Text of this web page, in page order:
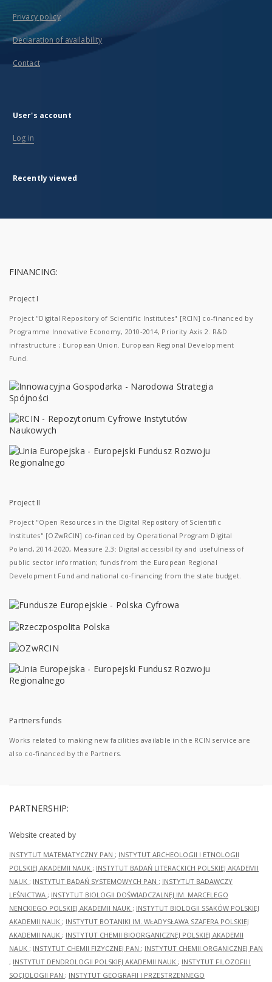
Privacy policy
Declaration of availability
Contact
User's account
Log in
Recently viewed
FINANCING:
Project I
Project "Digital Repository of Scientific Institutes" [RCIN] co-financed by
Programme Innovative Economy, 2010-2014, Priority Axis 2. R&D
infrastructure ; European Union. European Regional Development
Fund.
Project II
Project "Open Resources in the Digital Repository of Scientific
Institutes" [OZwRCIN] co-financed by Operational Program Digital
Poland, 2014-2020, Measure 2.3: Digital accessibility and usefulness of
public sector information; funds from the European Regional
Development Fund and national co-financing from the state budget.
Partners funds
Works related to making new facilities available in the RCIN service are
also co-financed by the Partners.
PARTNERSHIP:
Website created by
INSTYTUT MATEMATYCZNY PAN ; INSTYTUT ARCHEOLOGII I ETNOLOGII
POLSKIEJ AKADEMII NAUK ; INSTYTUT BADAŃ LITERACKICH POLSKIEJ AKADEMII
NAUK ; INSTYTUT BADAŃ SYSTEMOWYCH PAN ; INSTYTUT BADAWCZY
LEŚNICTWA ; INSTYTUT BIOLOGII DOŚWIADCZALNEJ IM. MARCELEGO
NENCKIEGO POLSKIEJ AKADEMII NAUK ; INSTYTUT BIOLOGII SSAKÓW POLSKIEJ
AKADEMII NAUK ; INSTYTUT BOTANIKI IM. WŁADYSŁAWA SZAFERA POLSKIEJ
AKADEMII NAUK ; INSTYTUT CHEMII BIOORGANICZNEJ POLSKIEJ AKADEMII
NAUK ; INSTYTUT CHEMII FIZYCZNEJ PAN ; INSTYTUT CHEMII ORGANICZNEJ PAN
; INSTYTUT DENDROLOGII POLSKIEJ AKADEMII NAUK ; INSTYTUT FILOZOFII I
SOCJOLOGII PAN ; INSTYTUT GEOGRAFII I PRZESTRZENNEGO